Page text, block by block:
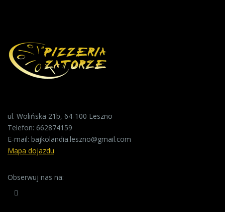
ul. Wolińska 21b, 64-100 Leszno
Telefon: 662874159
E-mail: bajkolandia.leszno@gmail.com
Mapa dojazdu
Obserwuj nas na: